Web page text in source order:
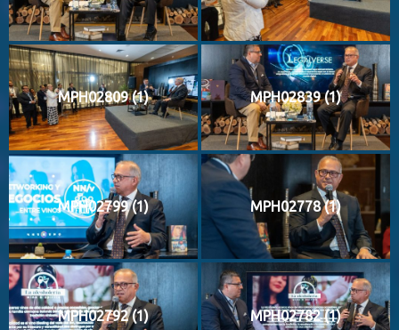
MPH02809 (1) MPH02839 (1)
MPH02799 (1) MPH02778 (1)
MPH02792 (1) MPH02782 (1)